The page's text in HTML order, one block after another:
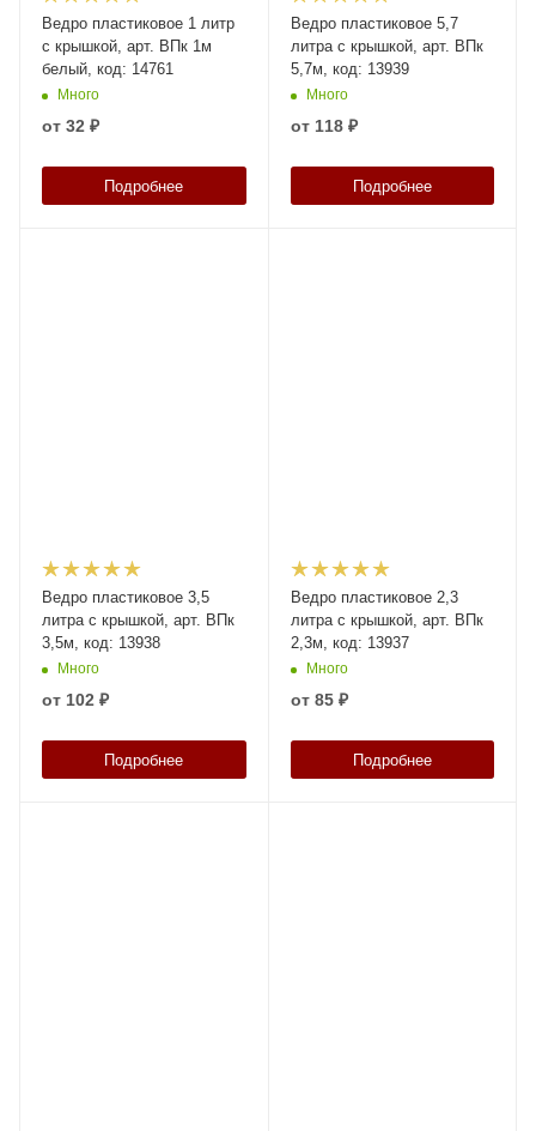
Ведро пластиковое 1 литр
с крышкой, арт. ВПк 1м
белый, код: 14761
Много
от 32 ₽
Подробнее
Ведро пластиковое 5,7
литра с крышкой, арт. ВПк
5,7м, код: 13939
Много
от 118 ₽
Подробнее
Ведро пластиковое 3,5
литра с крышкой, арт. ВПк
3,5м, код: 13938
Много
от 102 ₽
Подробнее
Ведро пластиковое 2,3
литра с крышкой, арт. ВПк
2,3м, код: 13937
Много
от 85 ₽
Подробнее